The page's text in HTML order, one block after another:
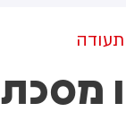
מסכת